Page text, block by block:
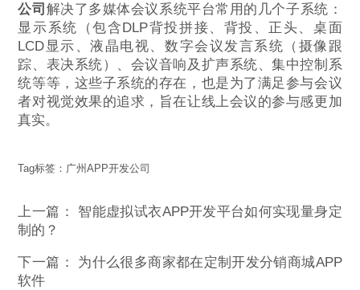
公司 解决了多媒体会议系统平台常用的几个子系统：
显示系统（包含DLP背投拼接、背投、正头、桌面
LCD显示、液晶电视、数字会议发言系统（摄像跟
踪、表决系统）、会议音响及扩声系统、集中控制系
统等等，这些子系统的存在，也是为了满足参与会议
者对视觉效果的追求，旨在让线上会议的参与感更加
真实。
Tag标签： 广州APP开发公司
上一篇： 智能虚拟试衣APP开发平台如何实现量身定
制的？
下一篇： 为什么很多商家都在定制开发分销商城APP
软件